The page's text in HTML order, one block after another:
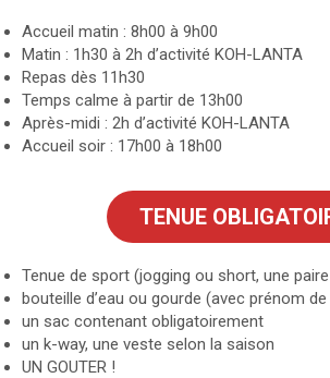
Accueil matin : 8h00 à 9h00
Matin : 1h30 à 2h d’activité KOH-LANTA
Repas dès 11h30
Temps calme à partir de 13h00
Après-midi : 2h d’activité KOH-LANTA
Accueil soir : 17h00 à 18h00
TENUE
Tenue de sport (jogging ou short, une
bouteille d’eau ou gourde (avec prénom de
un sac contenant obligatoirement
un k-way, une veste selon la saison
UN GOUTER !